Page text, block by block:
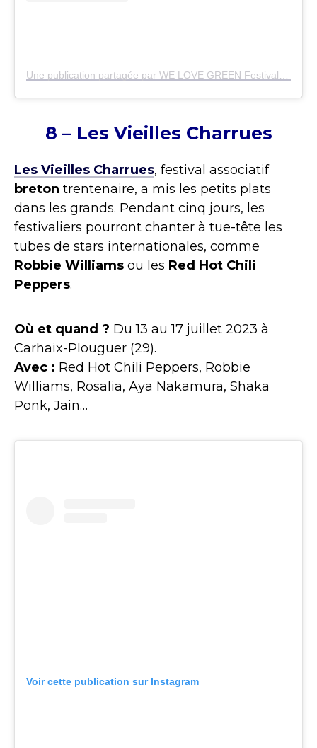
8 – Les Vieilles Charrues
Les Vieilles Charrues, festival associatif
breton trentenaire, a mis les petits plats
dans les grands. Pendant cinq jours, les
festivaliers pourront chanter à tue-tête les
tubes de stars internationales, comme
Robbie Williams ou les Red Hot Chili
Peppers.
Où et quand ? Du 13 au 17 juillet 2023 à
Carhaix-Plouguer (29).
Avec : Red Hot Chili Peppers, Robbie
Williams, Rosalia, Aya Nakamura, Shaka
Ponk, Jain…
Voir cette publication sur Instagram